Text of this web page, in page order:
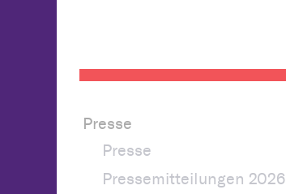
Presse
Presse
Pressemitteilungen 2026